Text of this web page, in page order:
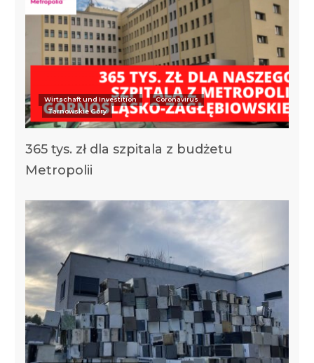
Wirtschaft und Investition
Coronavirus
Tarnowskie Góry
365 tys. zł dla szpitala z budżetu
Metropolii